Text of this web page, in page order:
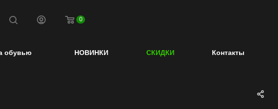
0
обувью НОВИНКИ СКИДКИ Контакты